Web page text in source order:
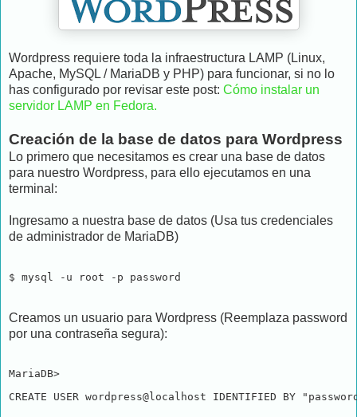
Wordpress requiere toda la infraestructura LAMP (Linux,
Apache, MySQL / MariaDB y PHP) para funcionar, si no lo
has configurado por revisar este post: Cómo instalar un
servidor LAMP en Fedora.
Creación de la base de datos para Wordpress
Lo primero que necesitamos es crear una base de datos
para nuestro Wordpress, para ello ejecutamos en una
terminal:
Ingresamo a nuestra base de datos (Usa tus credenciales
de administrador de MariaDB)
$ mysql -u root -p password
Creamos un usuario para Wordpress (Reemplaza password
por una contraseña segura):
MariaDB>
CREATE USER wordpress@localhost IDENTIFIED BY